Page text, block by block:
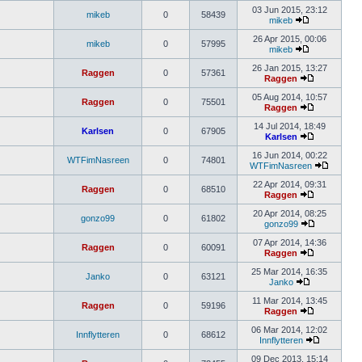
mikeb 0 58439
03 Jun 2015, 23:12
mikeb
mikeb 0 57995
26 Apr 2015, 00:06
mikeb
Raggen 0 57361
26 Jan 2015, 13:27
Raggen
Raggen 0 75501
05 Aug 2014, 10:57
Raggen
Karlsen 0 67905
14 Jul 2014, 18:49
Karlsen
WTFimNasreen 0 74801
16 Jun 2014, 00:22
WTFimNasreen
Raggen 0 68510
22 Apr 2014, 09:31
Raggen
gonzo99 0 61802
20 Apr 2014, 08:25
gonzo99
Raggen 0 60091
07 Apr 2014, 14:36
Raggen
Janko 0 63121
25 Mar 2014, 16:35
Janko
Raggen 0 59196
11 Mar 2014, 13:45
Raggen
Innflytteren 0 68612
06 Mar 2014, 12:02
Innflytteren
09 Dec 2013, 15:14